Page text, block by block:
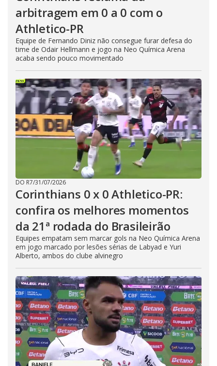
arbitragem em 0 a 0 com o
Athletico-PR
Equipe de Fernando Diniz não consegue furar defesa do
time de Odair Hellmann e jogo na Neo Química Arena
acaba sendo pouco movimentado
DO R7/31/07/2026
Corinthians 0 x 0 Athletico-PR:
confira os melhores momentos
da 21ª rodada do Brasileirão
Equipes empatam sem marcar gols na Neo Química Arena
em jogo marcado por lesões sérias de Labyad e Yuri
Alberto, ambos do clube alvinegro